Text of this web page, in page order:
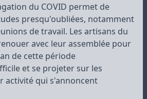
du COVID permet de
presqu'oubliées, notamment
de travail. Les artisans du
avec leur assemblée pour
de cette période
et se projeter sur les
activité qui s'annoncent